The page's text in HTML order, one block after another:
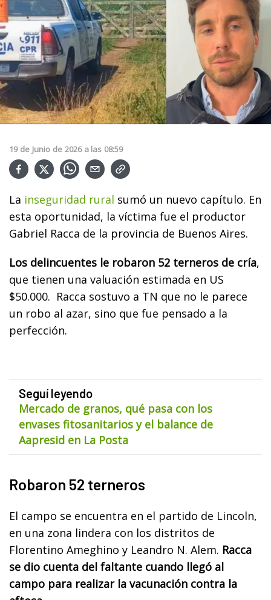
19 de Junio de 2026 a las 08:59
La inseguridad rural sumó un nuevo capítulo. En
esta oportunidad, la víctima fue el productor
Gabriel Racca de la provincia de Buenos Aires.
Los delincuentes le robaron 52 terneros de cría,
que tienen una valuación estimada en US
$50.000. Racca sostuvo a TN que no le parece
un robo al azar, sino que fue pensado a la
perfección.
Seguí leyendo
Mercado de granos, qué pasa con los
envases fitosanitarios y el balance de
Aapresid en La Posta
Robaron 52 terneros
El campo se encuentra en el partido de Lincoln,
en una zona lindera con los distritos de
Florentino Ameghino y Leandro N. Alem. Racca
se dio cuenta del faltante cuando llegó al
campo para realizar la vacunación contra la